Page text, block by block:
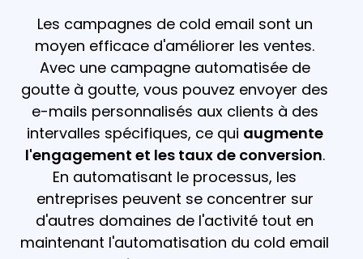
Les campagnes de cold email sont un
moyen efficace d'améliorer les ventes.
Avec une campagne automatisée de
goutte à goutte, vous pouvez envoyer des
e-mails personnalisés aux clients à des
intervalles spécifiques, ce qui augmente
l'engagement et les taux de conversion.
En automatisant le processus, les
entreprises peuvent se concentrer sur
d'autres domaines de l'activité tout en
maintenant l'automatisation du cold email